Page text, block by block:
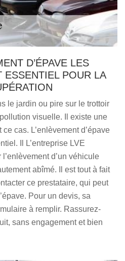
D’ÉPAVE LES
ESSENTIEL POUR LA
le jardin ou pire sur le trottoir
visuelle. Il existe une
cas. L’enlèvement d’épave
Il L’entreprise LVE
d’un véhicule
abîmé. Il est tout à fait
ce prestataire, qui peut
Pour un devis, sa
à remplir. Rassurez-
sans engagement et bien